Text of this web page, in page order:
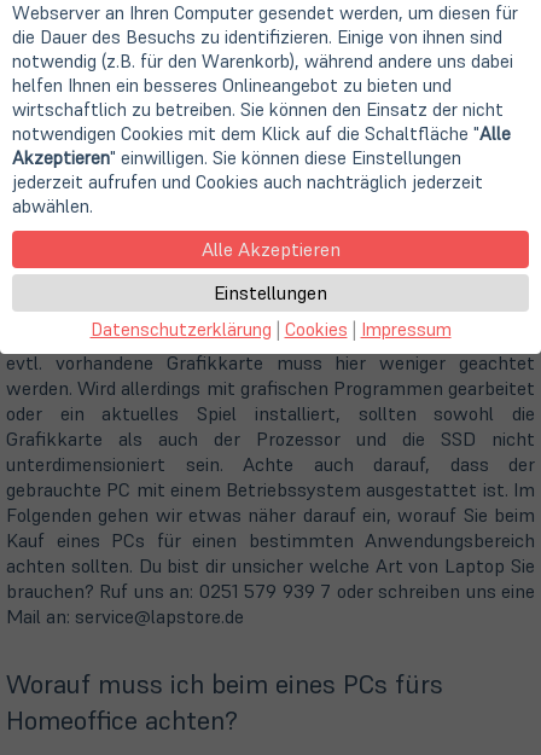
Ein klares Ja, vorausgesetzt die verbauten Komponenten
haben ausreichend Leistung. Vor allem bei aktuellen
Computerspielen sollte genügend Arbeitsspeicher und eine
dedizierte Grafikkarte als auch ein starker Prozessor im Gerät
verbaut sein. Weiter unten auf der Seite, gehen wir nochmal
genauer auf die Spezifikationen eines Gaming-PCs ein.
Was brauche ich für einen PC
Das kommt ganz auf den Anwendungsbereich an. Geht es um
einfache Office-Anwendungen oder Surfen muss es kein
leistungsstarkes Gerät sein. Hier würde ein günstigerer
Desktop- oder Tiny-PC in Frage kommen. Auf Prozessor und
evtl. vorhandene Grafikkarte muss hier weniger geachtet
werden. Wird allerdings mit grafischen Programmen gearbeitet
oder ein aktuelles Spiel installiert, sollten sowohl die
Grafikkarte als auch der Prozessor und die SSD nicht
unterdimensioniert sein. Achte auch darauf, dass der
gebrauchte PC mit einem Betriebssystem ausgestattet ist. Im
Folgenden gehen wir etwas näher darauf ein, worauf Sie beim
Kauf eines PCs für einen bestimmten Anwendungsbereich
achten sollten. Du bist dir unsicher welche Art von Laptop Sie
brauchen? Ruf uns an: 0251 579 939 7 oder schreiben uns eine
Mail an: service@lapstore.de
Worauf muss ich beim eines PCs fürs
Homeoffice achten?
Webserver an Ihren Computer gesendet werden, um diesen für
die Dauer des Besuchs zu identifizieren. Einige von ihnen sind
notwendig (z.B. für den Warenkorb), während andere uns dabei
helfen Ihnen ein besseres Onlineangebot zu bieten und
wirtschaftlich zu betreiben. Sie können den Einsatz der nicht
notwendigen Cookies mit dem Klick auf die Schaltfläche "Alle
Akzeptieren" einwilligen. Sie können diese Einstellungen
jederzeit aufrufen und Cookies auch nachträglich jederzeit
abwählen.
Alle Akzeptieren
Einstellungen
Datenschutzerklärung | Cookies | Impressum